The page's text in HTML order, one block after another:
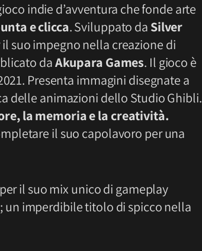
indie d’avventura che fonde arte
e clicca. Sviluppato da Silver
suo impegno nella creazione di
daAkupara Games. Il gioco è
Presenta immagini disegnate a
delle animazioni dello Studio Ghibli.
la memoria e la creatività.
il suo capolavoro per una
il suo mix unico di gameplay
un imperdibile titolo di spicco nella